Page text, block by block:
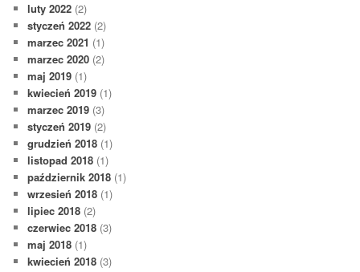
luty 2022 (2)
styczeń 2022 (2)
marzec 2021 (1)
marzec 2020 (2)
maj 2019 (1)
kwiecień 2019 (1)
marzec 2019 (3)
styczeń 2019 (2)
grudzień 2018 (1)
listopad 2018 (1)
październik 2018 (1)
wrzesień 2018 (1)
lipiec 2018 (2)
czerwiec 2018 (3)
maj 2018 (1)
kwiecień 2018 (3)